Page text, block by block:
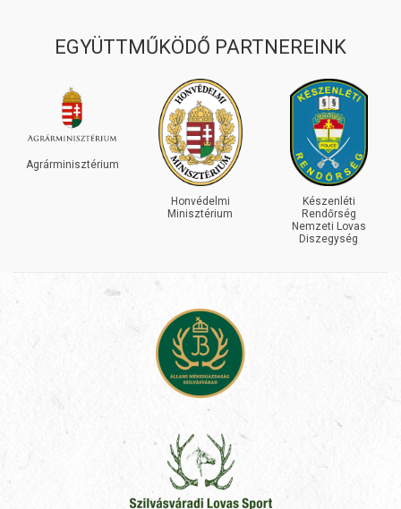
EGYÜTTMŰKÖDŐ PARTNEREINK
Agrárminisztérium
Honvédelmi
Minisztérium
Készenléti
Rendőrség
Nemzeti Lovas
Diszegység